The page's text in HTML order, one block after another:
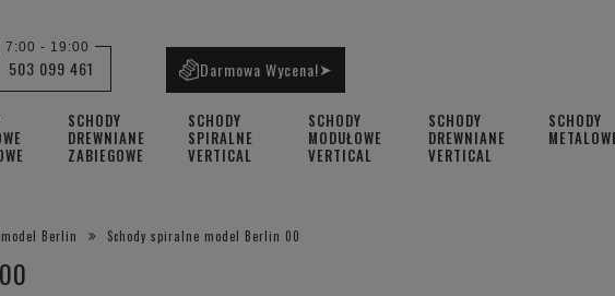
SCHODY
DREWNIANE
ZABIEGOWE
SCHODY
SPIRALNE
VERTICAL
SCHODY
MODUŁOWE
VERTICAL
SCHODY
DREWNIANE
VERTICAL
SCHODY
7:00 - 19:00
503 099 461 Darmowa Wycena!➤
Berlin Schody spiralne model Berlin 00